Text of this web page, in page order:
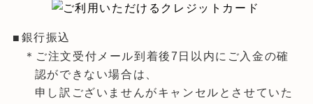
銀行振込
＊ご注文受付メール到着後7日以内にご入金の確
認ができない場合は、
申し訳ございませんがキャンセルとさせていた